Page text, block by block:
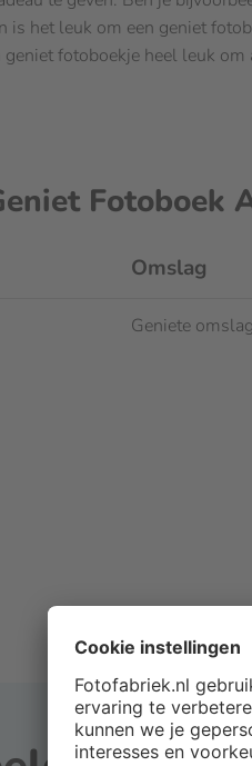
is het leuk om een geniet
fotoboekje heel leuk om
Fotoboek
Omslag
Geniete omslag